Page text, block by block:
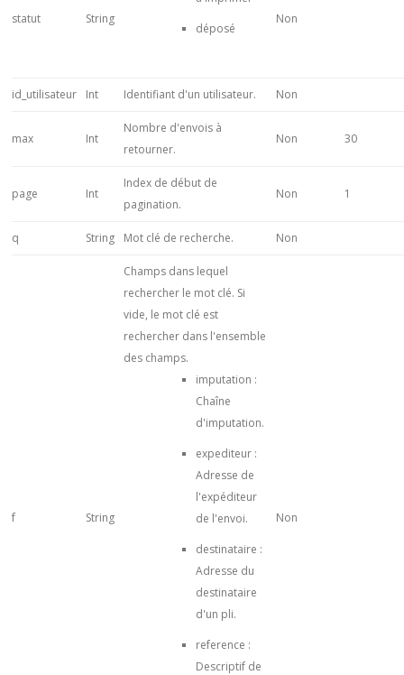
statut String
déposé
Non
id_utilisateur Int Identifiant d'un utilisateur. Non
max Int
Nombre d'envois à
retourner.
Non 30
page Int
Index de début de
pagination.
Non 1
q String Mot clé de recherche. Non
f String
Champs dans lequel
rechercher le mot clé. Si
vide, le mot clé est
rechercher dans l'ensemble
des champs.
imputation :
Chaîne
d'imputation.
expediteur :
Adresse de
l'expéditeur
de l'envoi.
destinataire :
Adresse du
destinataire
d'un pli.
reference :
Descriptif de
Non